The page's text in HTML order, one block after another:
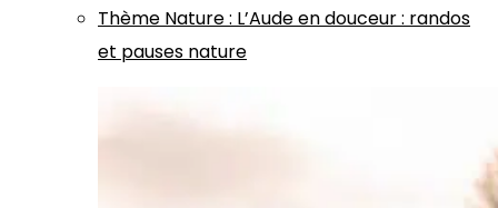
Thème Nature: L’Aude en douceur : randos
et pauses nature